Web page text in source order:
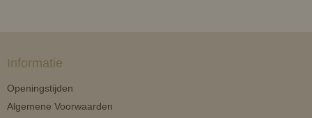
Informatie
Openingstijden
Algemene Voorwaarden